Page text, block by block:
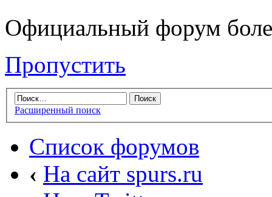
Официальный форум
Пропустить
Расширенный поиск
Список форумов
‹ На сайт spurs.ru